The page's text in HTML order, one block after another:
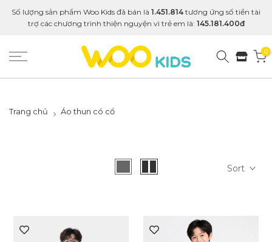
Số lượng sản phẩm Woo Kids đã bán là 1.451.814 tương ứng số tiền tài
trợ các chương trình thiện nguyện vì trẻ em là: 145.181.400đ
0
Trang chủ Áo thun có cổ
Sort